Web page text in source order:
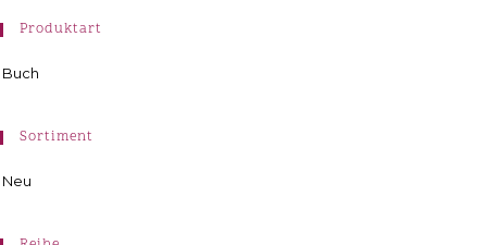
Produktart
Buch
Sortiment
Neu